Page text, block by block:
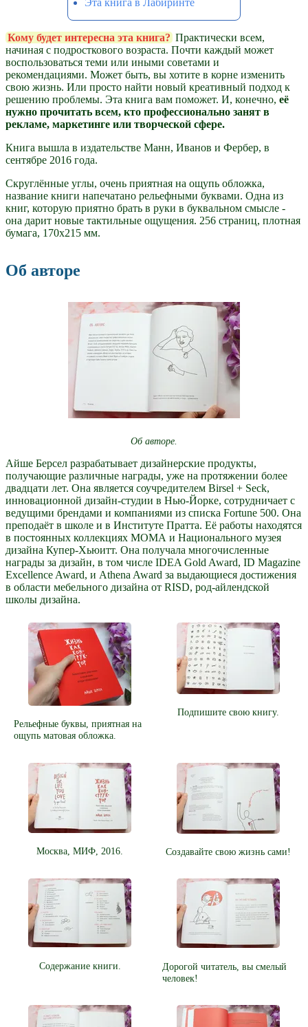
Кому будет интересна эта книга? Практически всем,
начиная с подросткового возраста. Почти каждый может
воспользоваться теми или иными советами и
рекомендациями. Может быть, вы хотите в корне изменить
свою жизнь. Или просто найти новый креативный подход к
решению проблемы. Эта книга вам поможет. И, конечно, её
нужно прочитать всем, кто профессионально занят в
рекламе, маркетинге или творческой сфере.
Книга вышла в издательстве Манн, Иванов и Фербер, в
сентябре 2016 года.
Скруглённые углы, очень приятная на ощупь обложка,
название книги напечатано рельефными буквами. Одна из
книг, которую приятно брать в руки в буквальном смысле -
она дарит новые тактильные ощущения. 256 страниц, плотная
бумага, 170х215 мм.
Об авторе
Об авторе.
Айше Берсел разрабатывает дизайнерские продукты,
получающие различные награды, уже на протяжении более
двадцати лет. Она является соучредителем Birsel + Seck,
инновационной дизайн-студии в Нью-Йорке, сотрудничает с
ведущими брендами и компаниями из списка Fortune 500. Она
преподаёт в школе и в Институте Пратта. Её работы находятся
в постоянных коллекциях МОМА и Национального музея
дизайна Купер-Хьюитт. Она получала многочисленные
награды за дизайн, в том числе IDEA Gold Award, ID Magazine
Excellence Award, и Athena Award за выдающиеся достижения
в области мебельного дизайна от RISD, род-айлендской
школы дизайна.
Рельефные буквы, приятная на
ощупь матовая обложка.
Подпишите свою книгу.
Москва, МИФ, 2016. Создавайте свою жизнь сами!
Содержание книги.
Дорогой читатель, вы смелый
человек!